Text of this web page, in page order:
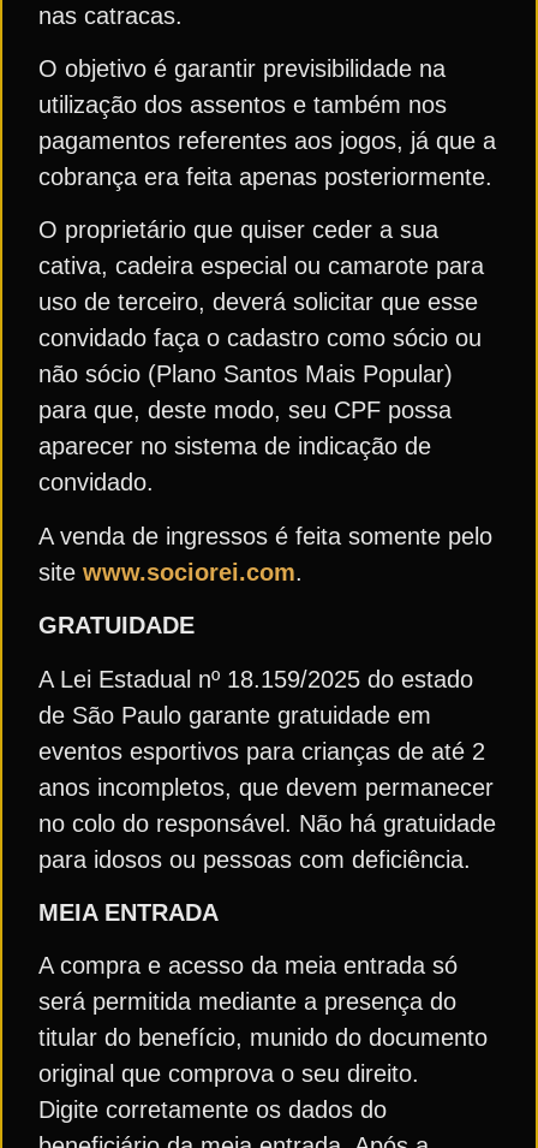
nas catracas.
O objetivo é garantir previsibilidade na
utilização dos assentos e também nos
pagamentos referentes aos jogos, já que a
cobrança era feita apenas posteriormente.
O proprietário que quiser ceder a sua
cativa, cadeira especial ou camarote para
uso de terceiro, deverá solicitar que esse
convidado faça o cadastro como sócio ou
não sócio (Plano Santos Mais Popular)
para que, deste modo, seu CPF possa
aparecer no sistema de indicação de
convidado.
A venda de ingressos é feita somente pelo
site www.sociorei.com.
GRATUIDADE
A Lei Estadual nº 18.159/2025 do estado
de São Paulo garante gratuidade em
eventos esportivos para crianças de até 2
anos incompletos, que devem permanecer
no colo do responsável. Não há gratuidade
para idosos ou pessoas com deficiência.
MEIA ENTRADA
A compra e acesso da meia entrada só
será permitida mediante a presença do
titular do benefício, munido do documento
original que comprova o seu direito.
Digite corretamente os dados do